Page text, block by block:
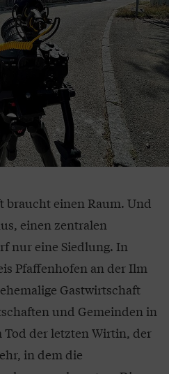
braucht einen Raum. Und
einen zentralen
nur eine Siedlung. In
Pfaffenhofen an der Ilm
Gastwirtschaft
und Gemeinden in
Tod der letzten Wirtin, der
in dem die